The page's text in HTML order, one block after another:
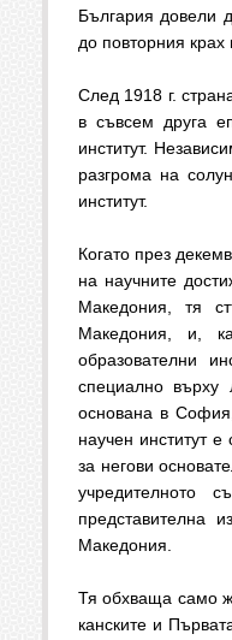
България довели
до повторния
След 1918 г.
в съвсем друга
институт.
разгрома на
институт.
Когато през
на научните
Македония, тя
Македония, и,
образователни
специално върху
основана в
научен институт
за негови
учредителното
представителна
Македония.
Тя обхваща само
канските и